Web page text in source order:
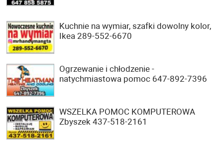
Kuchnie na wymiar, szafki dowolny kolor,
Ikea 289-552-6670
Ogrzewanie i chłodzenie -
natychmiastowa pomoc 647-892-7396
WSZELKA POMOC KOMPUTEROWA
Zbyszek 437-518-2161